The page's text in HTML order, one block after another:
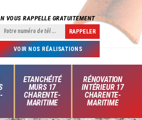
VOUS RAPPELLE GRATUITEMENT
VOIR NOS RÉALISATIONS
ETANCHÉITÉ
MURS 17
CHARENTE-
MARITIME
RÉNOVATION
INTÉRIEUR 17
CHARENTE-
MARITIME